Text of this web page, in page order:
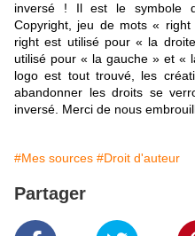
inversé ! Il est le symbole
Copyright, jeu de mots «
right est utilisé pour « la
utilisé pour « la gauche » et «
logo est tout trouvé, les
abandonner les droits se
inversé. Merci de nous
#Mes sources #Droit d'auteur
Partager